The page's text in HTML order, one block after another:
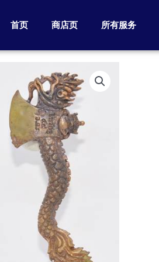
首页 商店页 所有服务